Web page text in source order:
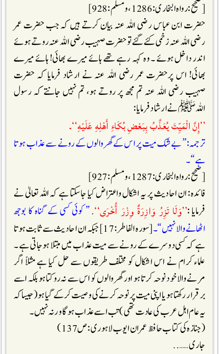
[صحیح : رواہ البخاری : 1286، ومسلم : 928]
حضرت ابن عباس رضی اللہ عنہ بیان کرتے ہیں کہ جب حضرت عمر
رضی اللہ عنہ زخمی کئے گئے تو حضرت صہیب رضی اللہ عنہ روتے ہوئے
اندر داخل ہوئے ۔ وہ کہہ رہے تھے ہائے میرے بھائی! ہائے میرے
بھائی! اس پرحضرت عمر رضی اللہ عنہ نے ارشاد فرمایا کہ حضرت
صہیب رضی اللہ عنہ تم مجھ پر روتے ہو، تم نہیں جانتے کہ رسول
اللہﷺنے ارشاد فرمایا :
’’إِنَّ الْمَيِّتَ يُعَذَّبُ بِبَعْضِ بُكَاءِ أَهْلِهِ عَلَيْهِ‘‘۔
ترجمہ: ” بے شک میت پر اس کے گھر والوں کے رونے سے عذاب ہوتا
ہے “۔
[صحیح : رواہ البخاری : 1287 ،ومسلم : 927]
فائدہ: ان احادیث پر یہ اشکال واعتراض کیا جاسکتا ہے کہ اللہ تعالیٰ نے
فرمایا :’’وَلَا تَزِرُ وَازِرَةٌ وِزْرَ أُخْرَى‘‘.” کوئی کسی کے گناہ کا بوجھ
اٹھانے والا نہیں “۔
[سورہ الفاطر : 17] جبکہ ان احادیث سے ثابت ہوتا
ہے کہ کسی دوسرے کے رونے سے میت عذاب میں مبتلا ہوجاتی ہے ۔
علماء کرام نے اس اشکال کو مختلف طریقوں سے حل کیا ہے مثلاً اگر
مرنے والا خود نوحہ کرتا ہو اور گھر والوں کو اس سے نہ روکتا ہو بلکہ اسے
برقرار رکھتا ہو یا اپنی میت پر نوحہ کرنے کی وصیت کرکے گیا ہو(جیساکہ
یہ عام اہل عرب کی عادت تھی) تب اسے عذاب ہوگا ورنہ نہیں ۔
(جنازہ کی کتاب حافظ عمران ایوب لاہوری : ص 137)
جاری……..